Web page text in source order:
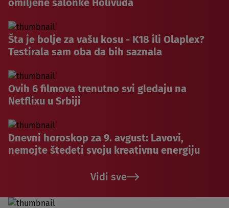
Šta je bolje za vašu kosu - K18 ili Olaplex?
Testirala sam oba da bih saznala
Ovih 6 filmova trenutno svi gledaju na
Netflixu u Srbiji
Dnevni horoskop za 9. avgust: Lavovi,
nemojte štedeti svoju kreativnu energiju
Vidi sve